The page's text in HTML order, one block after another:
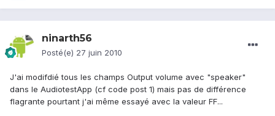
ninarth56
Posté(e) 27 juin 2010
J'ai modifdié tous les champs Output volume avec "speaker"
dans le AudiotestApp (cf code post 1) mais pas de différence
flagrante pourtant j'ai même essayé avec la valeur FF...